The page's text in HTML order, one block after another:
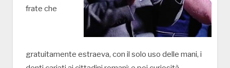
frate che
gratuitamente estraeva, con il solo uso delle mani, i